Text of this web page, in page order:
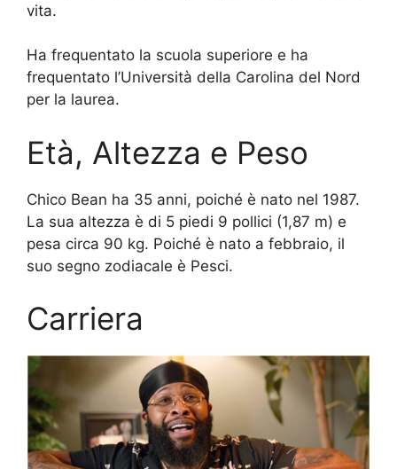
vita.
Ha frequentato la scuola superiore e ha
frequentato l’Università della Carolina del Nord
per la laurea.
Età, Altezza e Peso
Chico Bean ha 35 anni, poiché è nato nel 1987.
La sua altezza è di 5 piedi 9 pollici (1,87 m) e
pesa circa 90 kg. Poiché è nato a febbraio, il
suo segno zodiacale è Pesci.
Carriera